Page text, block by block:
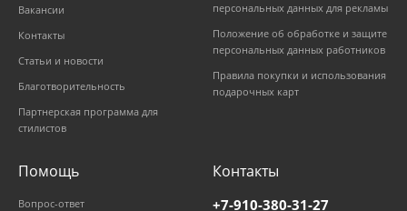
Вакансии
Контакты
Статьи и новости
Благотворительность
Партнерская программа для
стилистов
персональных данных для рекламы
Положение об обработке и защите
персональных данных работников
Правила покупки и использования
подарочных карт
Помощь
Вопрос-ответ
Контакты
+7-910-380-31-27